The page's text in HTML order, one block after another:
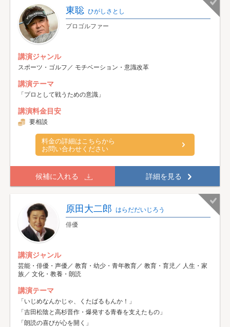
東聡 ひがしさとし
プロゴルファー
講演ジャンル
スポーツ・ゴルフ／ モチベーション・意識改革
講演テーマ
「プロとして戦うための意識」
講演料金目安
要相談
料金の詳細はこちらから
お問い合わせください
候補に入れる 詳細を見る
原田大二郎 はらだだいじろう
俳優
講演ジャンル
芸能・俳優・声優／ 教育・幼少・青年教育／ 教育・育児／ 人生・家
族／ 文化・教養・朗読
講演テーマ
「いじめなんかじゃ、くたばるもんか！」
「吉田松陰と高杉晋作・爆発する青春を支えたもの」
「朗読の喜びが心を開く」